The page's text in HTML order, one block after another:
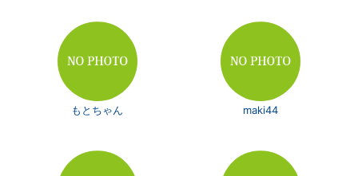
もとちゃん maki44